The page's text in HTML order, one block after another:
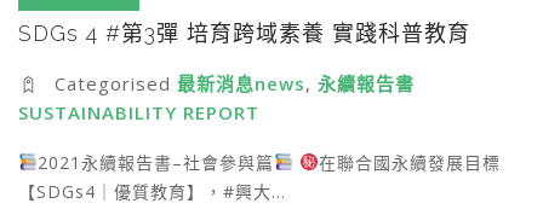
SDGs 4 #第3彈 培育跨域素養 實踐科普教育
Categorised 最新消息news, 永續報告書
SUSTAINABILITY REPORT
2021永續報告書–社會參與篇
在聯合國永續發展目標
【SDGs4｜優質教育】，#興大…